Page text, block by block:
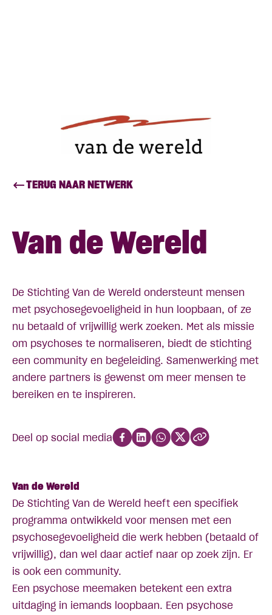
TERUG NAAR NETWERK
Van de Wereld
De Stichting Van de Wereld ondersteunt mensen
met psychosegevoeligheid in hun loopbaan, of ze
nu betaald of vrijwillig werk zoeken. Met als missie
om psychoses te normaliseren, biedt de stichting
een community en begeleiding. Samenwerking met
andere partners is gewenst om meer mensen te
bereiken en te inspireren.
Deel op social media
Van de Wereld
De Stichting Van de Wereld heeft een specifiek
programma ontwikkeld voor mensen met een
psychosegevoeligheid die werk hebben (betaald of
vrijwillig), dan wel daar actief naar op zoek zijn. Er
is ook een community.
Een psychose meemaken betekent een extra
uitdaging in iemands loopbaan. Een psychose